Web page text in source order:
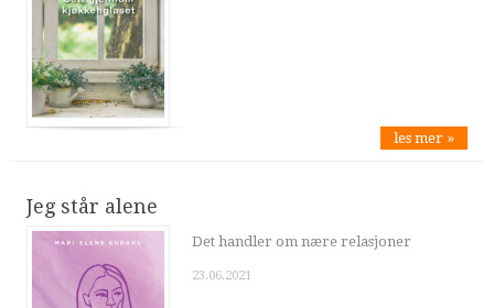
les mer »
Jeg står alene
Det handler om nære relasjoner
23.06.2021